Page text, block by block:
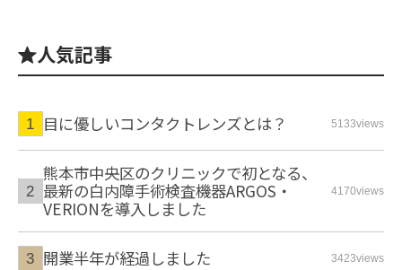
人気記事
目に優しいコンタクトレンズとは？ 5133views
熊本市中央区のクリニックで初となる、
最新の白内障手術検査機器ARGOS・
VERIONを導入しました
4170views
開業半年が経過しました 3423views